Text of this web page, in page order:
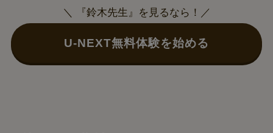
＼ 『鈴木先生』を見るなら！／
U-NEXT無料体験を始める